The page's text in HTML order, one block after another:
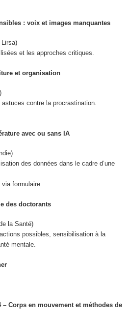
: voix et images manquantes
et les approches critiques.
et organisation
astuces contre la procrastination.
avec ou sans IA
des données dans le cadre d’une
via formulaire
des doctorants
la Santé)
possibles, sensibilisation à la
mentale.
– Corps en mouvement et méthodes de